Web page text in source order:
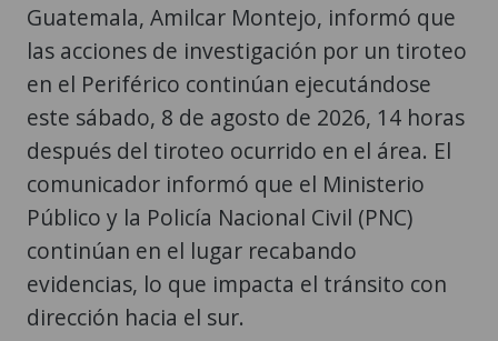
Guatemala, Amilcar Montejo, informó que
las acciones de investigación por un tiroteo
en el Periférico continúan ejecutándose
este sábado, 8 de agosto de 2026, 14 horas
después del tiroteo ocurrido en el área. El
comunicador informó que el Ministerio
Público y la Policía Nacional Civil (PNC)
continúan en el lugar recabando
evidencias, lo que impacta el tránsito con
dirección hacia el sur.